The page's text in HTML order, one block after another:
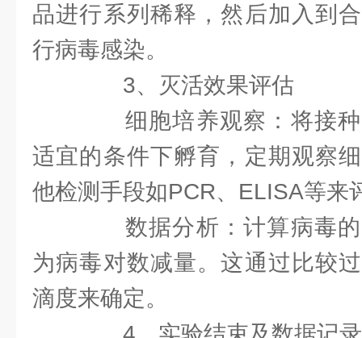
品进行系列稀释，然后加入到
行病毒感染。
3、灭活效果评估
细胞培养观察：将接种
适宜的条件下孵育，定期观察
他检测手段如PCR、ELISA等来
数据分析：计算病毒的
为病毒对数减量。这通过比较
滴度来确定。